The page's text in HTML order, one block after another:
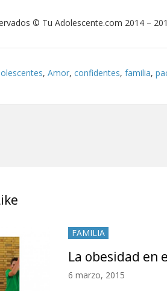
© Tu Adolescente.com 2014 –
, Amor, confidentes, familia,
FAMILIA
La obesidad en
6 marzo, 2015